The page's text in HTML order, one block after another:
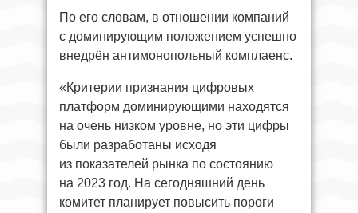
По его словам, в отношении компаний
с доминирующим положением успешно
внедрён антимонопольный комплаенс.
«Критерии признания цифровых
платформ доминирующими находятся
на очень низком уровне, но эти цифры
были разработаны исходя
из показателей рынка по состоянию
на 2023 год. На сегодняшний день
комитет планирует повысить пороги